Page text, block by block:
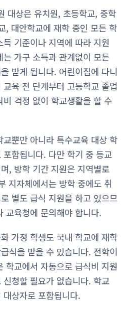
대상은 유치원, 초등학교, 중학
, 대안학교에 재학 중인 모든 학
기준이나 지역에 따라 지원
가구 소득과 관계없이 모든
받게 됩니다. 어린이집에 다니
육 전 단계부터 고등학교 졸업
걱정 없이 학교생활을 할 수
뿐만 아니라 특수교육 대상 학
함됩니다. 다만 학기 중 등교
, 방학 기간 지원은 지역별로
지자체에서는 방학 중에도 취
별도 급식 지원을 하고 있으므
교육청에 문의해야 합니다.
가정 학생도 국내 학교에 재학
식을 받을 수 있습니다. 전학이
학교에서 자동으로 급식비 지원
청할 필요가 없습니다. 학교
상자로 포함됩니다.